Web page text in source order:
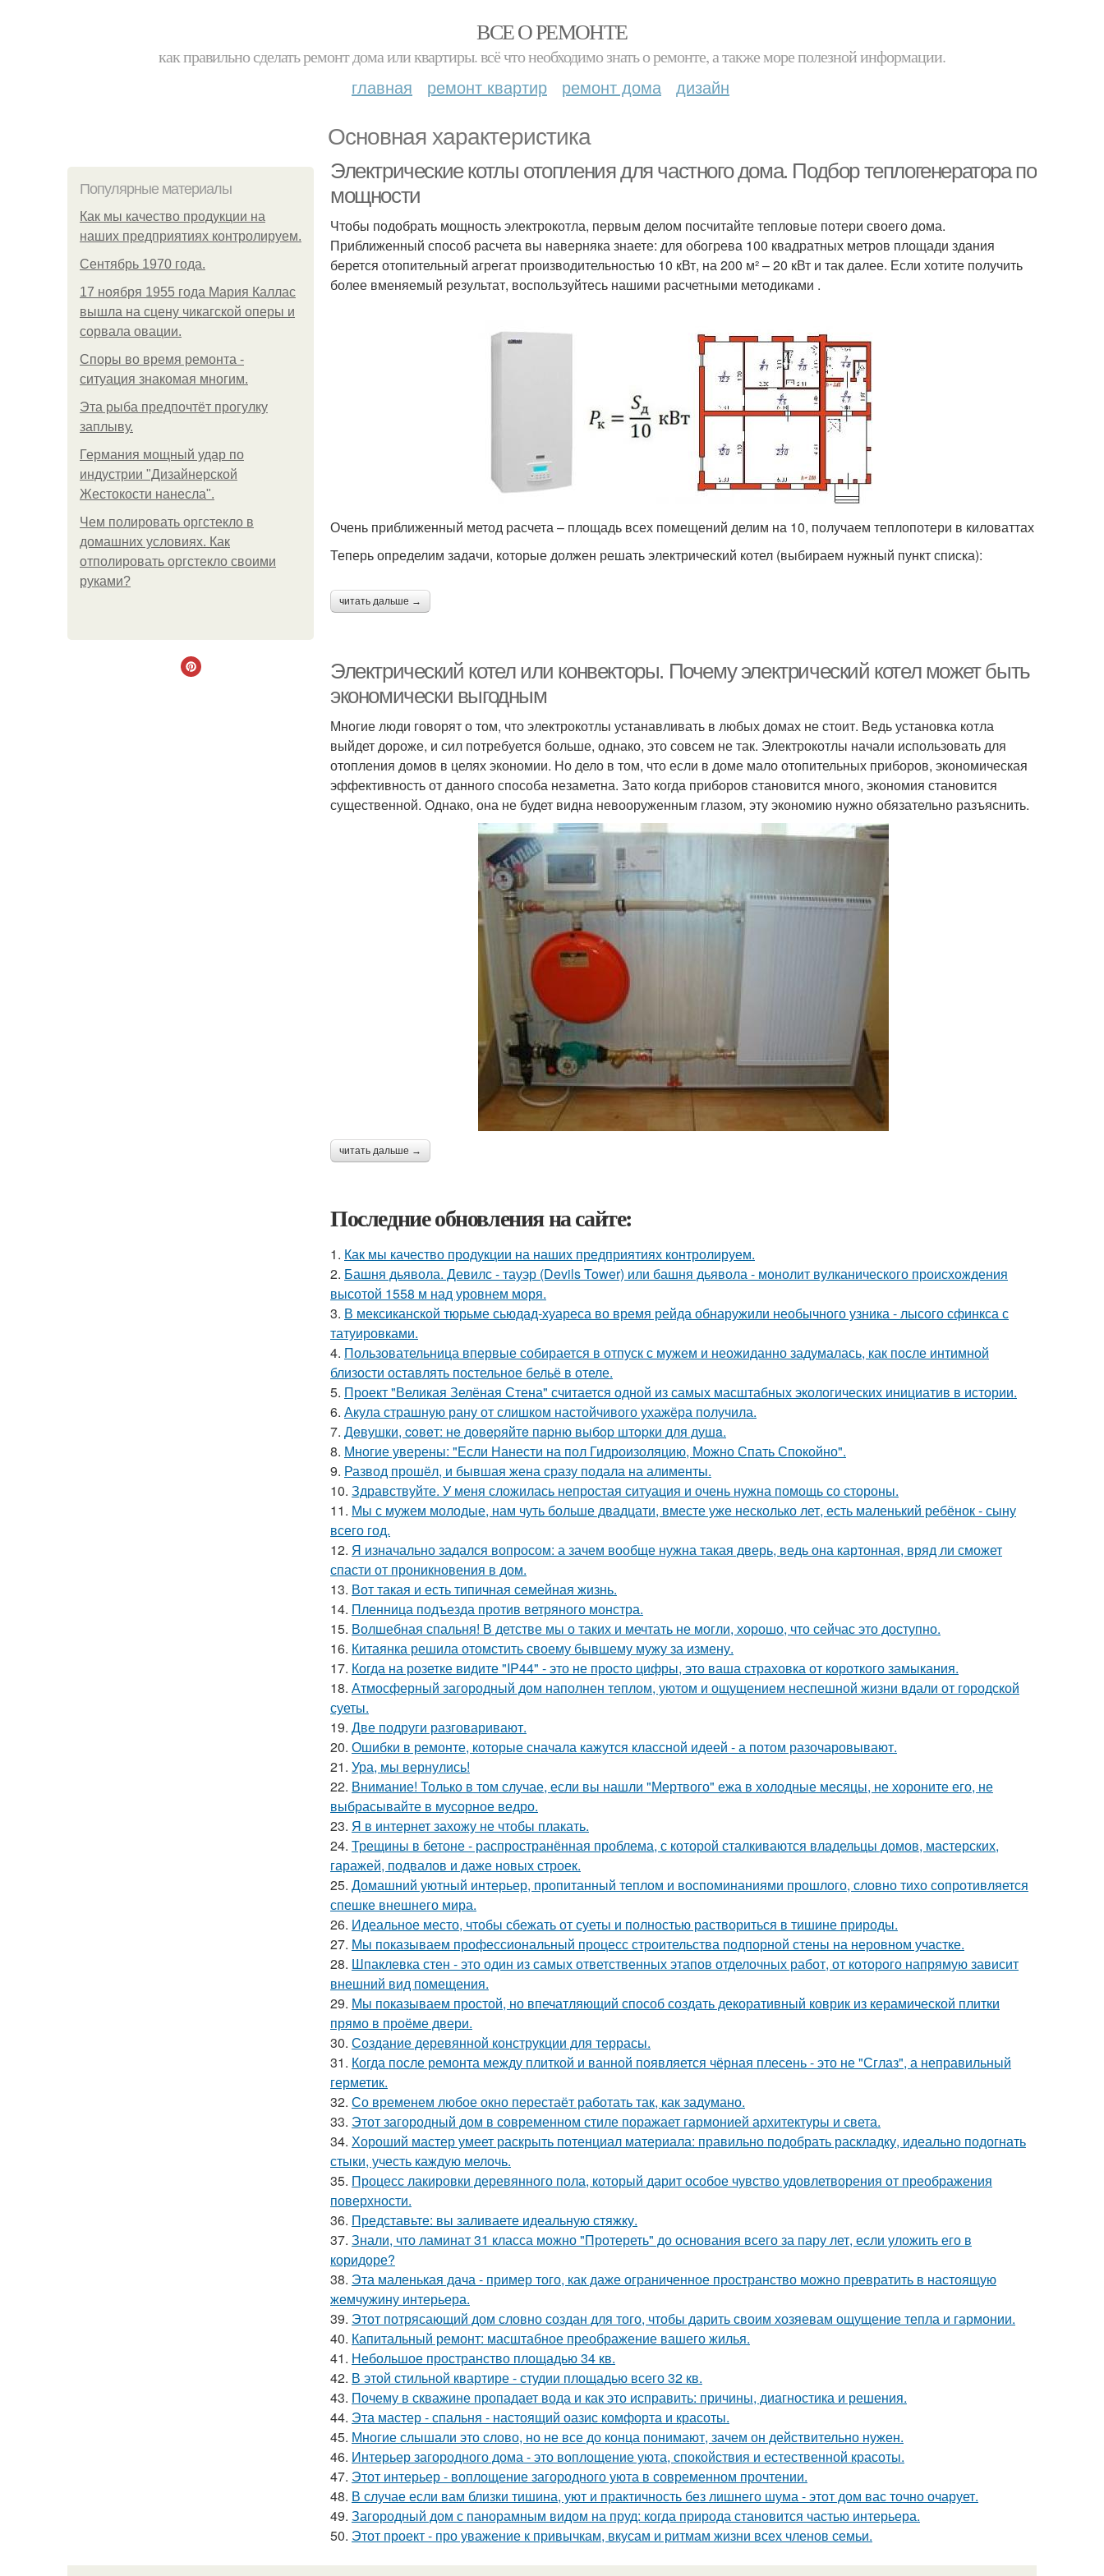
ВСЕ О РЕМОНТЕ
как правильно сделать ремонт дома или квартиры. всё что необходимо знать о ремонте, а также море полезной информации.
главная ремонт квартир ремонт дома дизайн
Основная характеристика
Популярные материалы
Как мы качество продукции на
наших предприятиях контролируем.
Сентябрь 1970 года.
17 ноября 1955 года Мария Каллас
вышла на сцену чикагской оперы и
сорвала овации.
Споры во время ремонта -
ситуация знакомая многим.
Эта рыба предпочтёт прогулку
заплыву.
Германия мощный удар по
индустрии "Дизайнерской
Жестокости нанесла".
Чем полировать оргстекло в
домашних условиях. Как
отполировать оргстекло своими
руками?
Электрические котлы отопления для частного дома. Подбор теплогенератора по
мощности
Чтобы подобрать мощность электрокотла, первым делом посчитайте тепловые потери своего дома.
Приближенный способ расчета вы наверняка знаете: для обогрева 100 квадратных метров площади здания
берется отопительный агрегат производительностью 10 кВт, на 200 м² – 20 кВт и так далее. Если хотите получить
более вменяемый результат, воспользуйтесь нашими расчетными методиками .
Очень приближенный метод расчета – площадь всех помещений делим на 10, получаем теплопотери в киловаттах
Теперь определим задачи, которые должен решать электрический котел (выбираем нужный пункт списка):
читать дальше →
Электрический котел или конвекторы. Почему электрический котел может быть
экономически выгодным
Многие люди говорят о том, что электрокотлы устанавливать в любых домах не стоит. Ведь установка котла
выйдет дороже, и сил потребуется больше, однако, это совсем не так. Электрокотлы начали использовать для
отопления домов в целях экономии. Но дело в том, что если в доме мало отопительных приборов, экономическая
эффективность от данного способа незаметна. Зато когда приборов становится много, экономия становится
существенной. Однако, она не будет видна невооруженным глазом, эту экономию нужно обязательно разъяснить.
читать дальше →
Последние обновления на сайте:
1. Как мы качество продукции на наших предприятиях контролируем.
2. Башня дьявола. Девилс - тауэр (Devils Tower) или башня дьявола - монолит вулканического происхождения
высотой 1558 м над уровнем моря.
3. В мексиканской тюрьме сьюдад-хуареса во время рейда обнаружили необычного узника - лысого сфинкса с
татуировками.
4. Пользовательница впервые собирается в отпуск с мужем и неожиданно задумалась, как после интимной
близости оставлять постельное бельё в отеле.
5. Проект "Великая Зелёная Стена" считается одной из самых масштабных экологических инициатив в истории.
6. Акула страшную рану от слишком настойчивого ухажёра получила.
7. Дeвушки, coвeт: нe дoвepяйтe пapню выбop штopки для душa.
8. Многие уверены: "Если Нанести на пол Гидроизоляцию, Можно Спать Спокойно".
9. Развод прошёл, и бывшая жена сразу подала на алименты.
10. Здравствуйте. У меня сложилась непростая ситуация и очень нужна помощь со стороны.
11. Мы с мужем молодые, нам чуть больше двадцати, вместе уже несколько лет, есть маленький ребёнок - сыну
всего год.
12. Я изначально задался вопросом: а зачем вообще нужна такая дверь, ведь она картонная, вряд ли сможет
спасти от проникновения в дом.
13. Вот такая и есть типичная семейная жизнь.
14. Пленница подъезда против ветряного монстра.
15. Волшебная спальня! В детстве мы о таких и мечтать не могли, хорошо, что сейчас это доступно.
16. Китаянка решила отомстить своему бывшему мужу за измену.
17. Когда на розетке видите "IP44" - это не просто цифры, это ваша страховка от короткого замыкания.
18. Атмосферный загородный дом наполнен теплом, уютом и ощущением неспешной жизни вдали от городской
суеты.
19. Две подруги разговаривают.
20. Ошибки в ремонте, которые сначала кажутся классной идеей - а потом разочаровывают.
21. Ура, мы вернулись!
22. Внимание! Только в том случае, если вы нашли "Мертвого" ежа в холодные месяцы, не хороните его, не
выбрасывайте в мусорное ведро.
23. Я в интернет захожу не чтобы плакать.
24. Трещины в бетоне - распространённая проблема, с которой сталкиваются владельцы домов, мастерских,
гаражей, подвалов и даже новых строек.
25. Домашний уютный интерьер, пропитанный теплом и воспоминаниями прошлого, словно тихо сопротивляется
спешке внешнего мира.
26. Идеальное место, чтобы сбежать от суеты и полностью раствориться в тишине природы.
27. Мы показываем профессиональный процесс строительства подпорной стены на неровном участке.
28. Шпаклевка стен - это один из самых ответственных этапов отделочных работ, от которого напрямую зависит
внешний вид помещения.
29. Мы показываем простой, но впечатляющий способ создать декоративный коврик из керамической плитки
прямо в проёме двери.
30. Создание деревянной конструкции для террасы.
31. Когда после ремонта между плиткой и ванной появляется чёрная плесень - это не "Сглаз", а неправильный
герметик.
32. Со временем любое окно перестаёт работать так, как задумано.
33. Этот загородный дом в современном стиле поражает гармонией архитектуры и света.
34. Хороший мастер умеет раскрыть потенциал материала: правильно подобрать раскладку, идеально подогнать
стыки, учесть каждую мелочь.
35. Процесс лакировки деревянного пола, который дарит особое чувство удовлетворения от преображения
поверхности.
36. Представьте: вы заливаете идеальную стяжку.
37. Знали, что ламинат 31 класса можно "Протереть" до основания всего за пару лет, если уложить его в
коридоре?
38. Эта маленькая дача - пример того, как даже ограниченное пространство можно превратить в настоящую
жемчужину интерьера.
39. Этот потрясающий дом словно создан для того, чтобы дарить своим хозяевам ощущение тепла и гармонии.
40. Капитальный ремонт: масштабное преображение вашего жилья.
41. Небольшое пространство площадью 34 кв.
42. В этой стильной квартире - студии площадью всего 32 кв.
43. Почему в скважине пропадает вода и как это исправить: причины, диагностика и решения.
44. Эта мастер - спальня - настоящий оазис комфорта и красоты.
45. Многие слышали это слово, но не все до конца понимают, зачем он действительно нужен.
46. Интерьер загородного дома - это воплощение уюта, спокойствия и естественной красоты.
47. Этот интерьер - воплощение загородного уюта в современном прочтении.
48. В случае если вам близки тишина, уют и практичность без лишнего шума - этот дом вас точно очарует.
49. Загородный дом с панорамным видом на пруд: когда природа становится частью интерьера.
50. Этот проект - про уважение к привычкам, вкусам и ритмам жизни всех членов семьи.